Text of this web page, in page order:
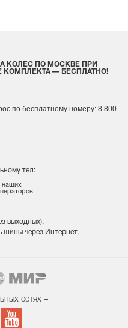
тел:
наших
выходных).
шины через Интернет,
КОЛЕС ПО МОСКВЕ ПРИ
КОМПЛЕКТА — БЕСПЛАТНО!
по бесплатному номеру: 8 800
сетях –